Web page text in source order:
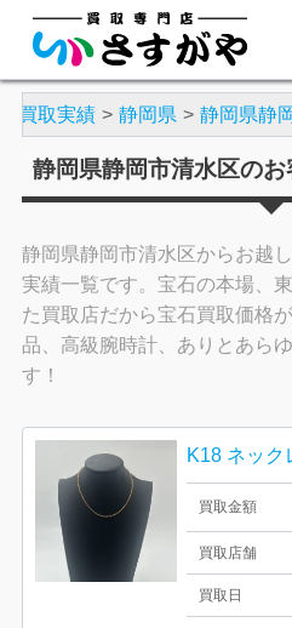
買取実績 静岡県 静岡県静
静岡県静岡市清水区の
静岡県静岡市清水区からお越
実績一覧です。宝石の本場、
た買取店だから宝石買取価格
品、高級腕時計、ありとあら
す！
K18 ネック
買取金額
買取店舗
買取日